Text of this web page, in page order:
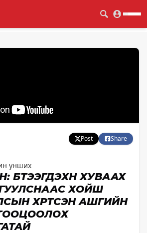
Post
Share
унших
БҮТЭЭГДЭХҮҮН ХУВААХ
ХОЙШ
ХҮРТСЭН АШГИЙН